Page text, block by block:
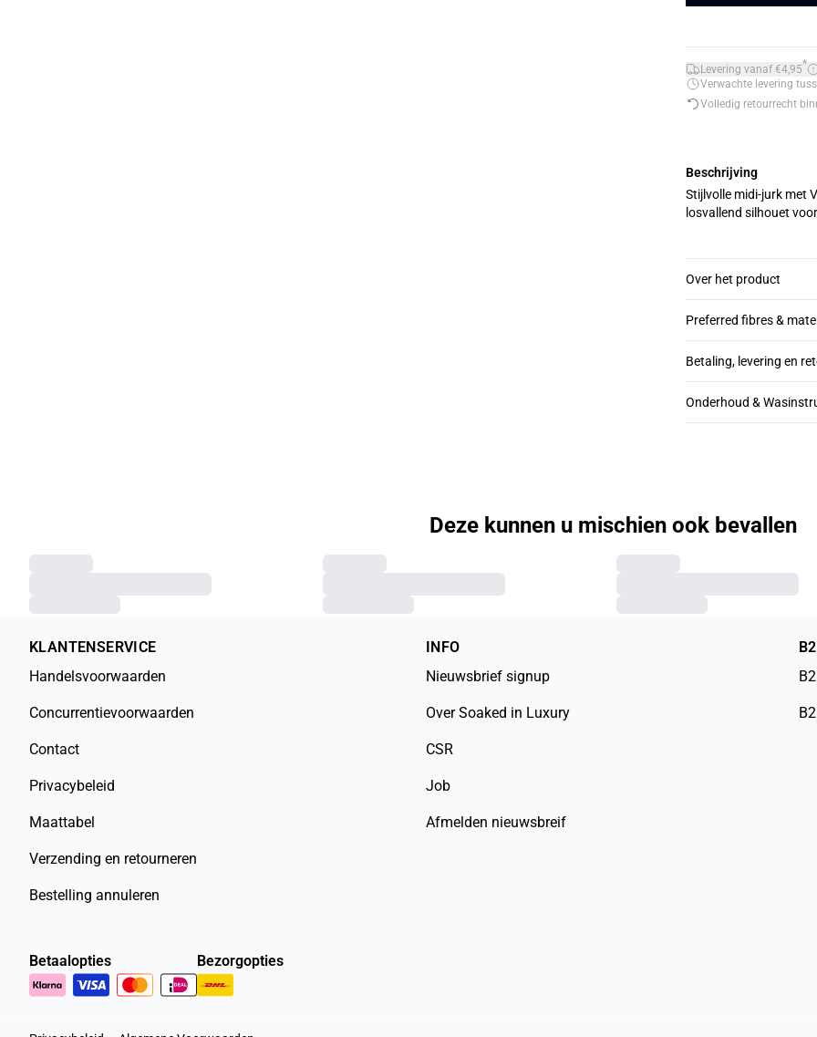
Levering vanaf €4,95*
Verwachte levering
Volledig retourrecht
Beschrijving
Stijlvolle midi-jurk met
losvallend silhouet
Over het product
Preferred fibres &
Betaling, levering en
Onderhoud &
Deze kunnen u mischien ook bevallen
KLANTENSERVICE
Handelsvoorwaarden
Concurrentievoorwaarden
Contact
Privacybeleid
Maattabel
Verzending en retourneren
Bestelling annuleren
INFO
Nieuwsbrief signup
Over Soaked in Luxury
CSR
Job
Afmelden nieuwsbreif
Betaalopties Bezorgopties